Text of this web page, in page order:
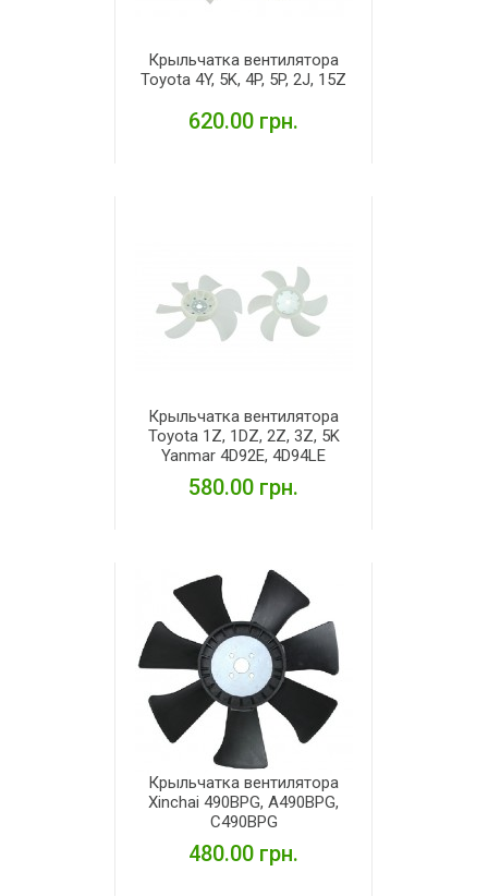
Крыльчатка вентилятора
Toyota 4Y, 5K, 4P, 5P, 2J, 15Z
620.00 грн.
Крыльчатка вентилятора
Toyota 1Z, 1DZ, 2Z, 3Z, 5K
Yanmar 4D92E, 4D94LE
580.00 грн.
Крыльчатка вентилятора
Xinchai 490BPG, A490BPG,
C490BPG
480.00 грн.